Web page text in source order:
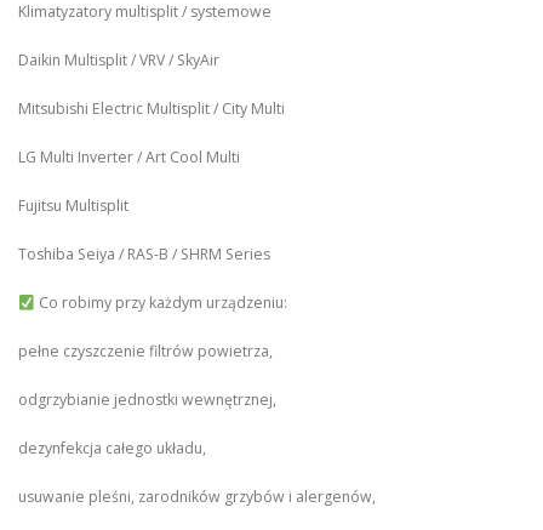
Klimatyzatory multisplit / systemowe
Daikin Multisplit / VRV / SkyAir
Mitsubishi Electric Multisplit / City Multi
LG Multi Inverter / Art Cool Multi
Fujitsu Multisplit
Toshiba Seiya / RAS-B / SHRM Series
Co robimy przy każdym urządzeniu:
pełne czyszczenie filtrów powietrza,
odgrzybianie jednostki wewnętrznej,
dezynfekcja całego układu,
usuwanie pleśni, zarodników grzybów i alergenów,